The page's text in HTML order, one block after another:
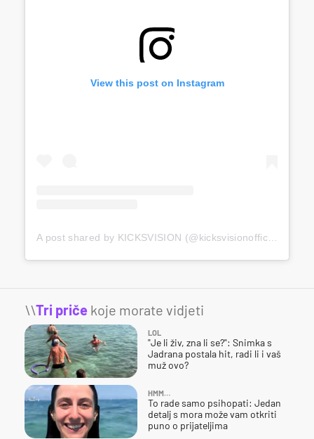
View this post on Instagram
A post shared by KICKSVISION (@kicksvisionofficial)
\\Tri priče koje morate vidjeti
LOL
"Je li živ, zna li se?": Snimka s
Jadrana postala hit, radi li i vaš
muž ovo?
HMM…
To rade samo psihopati: Jedan
detalj s mora može vam otkriti
puno o prijateljima